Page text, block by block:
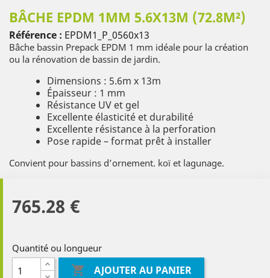
BÂCHE EPDM 1MM 5.6X13M (72.8M²)
Référence : EPDM1_P_0560x13
Bâche bassin Prepack EPDM 1 mm idéale pour la création
ou la rénovation de bassin de jardin.
Dimensions : 5.6m x 13m
Épaisseur : 1 mm
Résistance UV et gel
Excellente élasticité et durabilité
Excellente résistance à la perforation
Pose rapide – format prêt à installer
Convient pour bassins d’ornement. koï et lagunage.
765.28 €
Quantité ou longueur
 AJOUTER AU PANIER